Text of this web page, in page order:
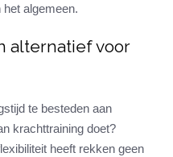
het algemeen.
alternatief voor
te besteden aan
krachttraining doet?
heeft rekken geen